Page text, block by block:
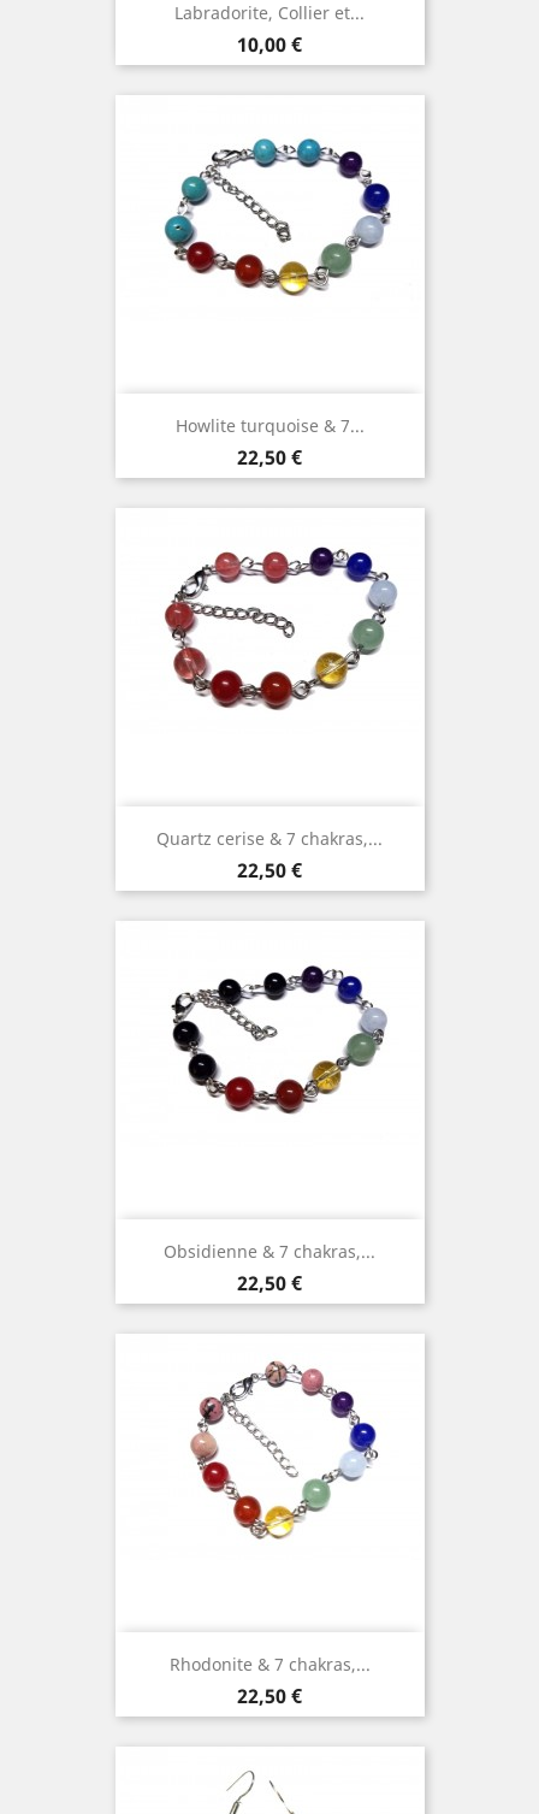
Labradorite, Collier et...
Prix
10,00 €
Howlite turquoise & 7...
Prix
22,50 €
Quartz cerise & 7 chakras,...
Prix
22,50 €
Obsidienne & 7 chakras,...
Prix
22,50 €
Rhodonite & 7 chakras,...
Prix
22,50 €